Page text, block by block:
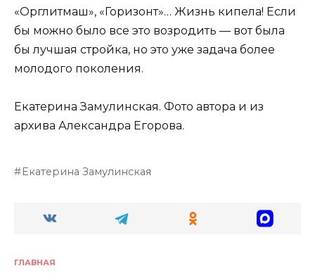
«Орглитмаш», «Горизонт»… Жизнь кипела! Если
бы можно было все это возродить — вот была
бы лучшая стройка, но это уже задача более
молодого поколения.
Екатерина Замулинская. Фото автора и из
архива Александра Егорова.
Екатерина Замулинская
ГЛАВНАЯ